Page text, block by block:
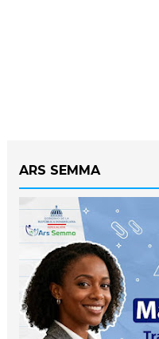
ARS SEMMA